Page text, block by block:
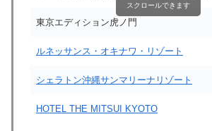
東京エディション虎ノ門
ルネッサンス・オキナワ・リゾート
シェラトン沖縄サンマリーナリゾート
HOTEL THE MITSUI KYOTO
スクロールできます